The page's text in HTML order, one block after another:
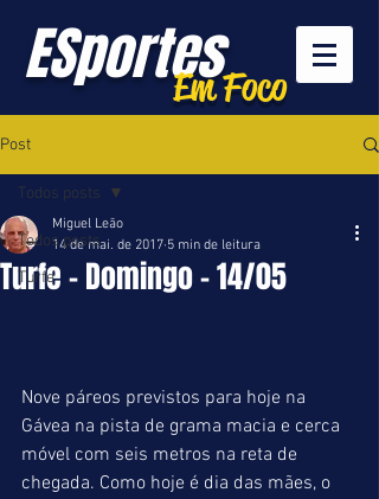
ESportesEm Foco
Post
Todos posts
Turfe
Todos posts
Turfe - Domingo - 14/05
Miguel Leão
14 de mai. de 2017 5 min de leitura
Nove páreos previstos para hoje na
Gávea na pista de grama macia e cerca
móvel com seis metros na reta de
chegada. Como hoje é dia das mães, o